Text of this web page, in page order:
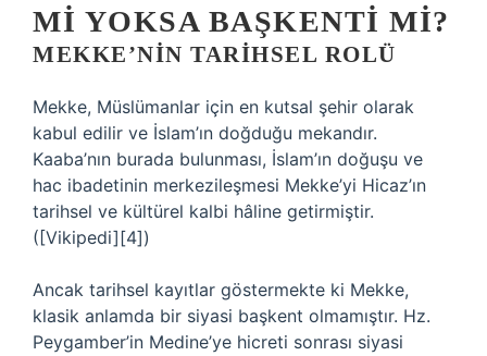
MI YOKSA BAŞKENTI MI?
MEKKE’NIN TARIHSEL ROLÜ
Mekke, Müslümanlar için en kutsal şehir olarak
kabul edilir ve İslam’ın doğduğu mekandır.
Kaaba’nın burada bulunması, İslam’ın doğuşu ve
hac ibadetinin merkezileşmesi Mekke’yi Hicaz’ın
tarihsel ve kültürel kalbi hâline getirmiştir.
([Vikipedi][4])
Ancak tarihsel kayıtlar göstermekte ki Mekke,
klasik anlamda bir siyasi başkent olmamıştır. Hz.
Peygamber’in Medine’ye hicreti sonrası siyasi